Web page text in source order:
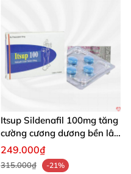
Itsup Sildenafil 100mg tăng
cường cương dương bền lâu
nam
249.000₫
315.000₫ -21%